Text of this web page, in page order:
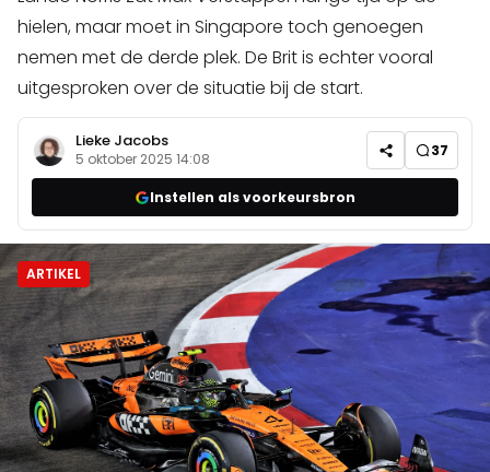
hielen, maar moet in Singapore toch genoegen
nemen met de derde plek. De Brit is echter vooral
uitgesproken over de situatie bij de start.
Lieke Jacobs
5 oktober 2025 14:08 37
Instellen als voorkeursbron
ARTIKEL